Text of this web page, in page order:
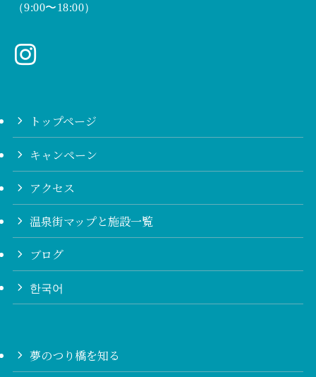
（9:00〜18:00）
トップページ
キャンペーン
アクセス
温泉街マップと施設一覧
ブログ
한국어
夢のつり橋を知る